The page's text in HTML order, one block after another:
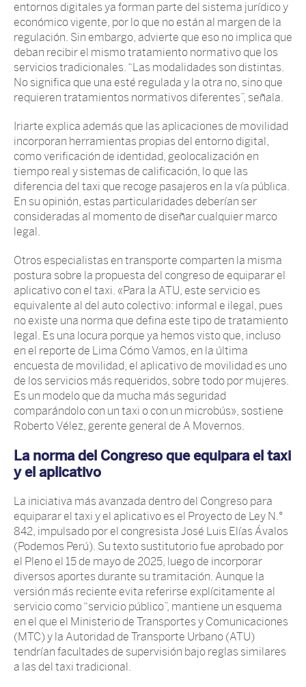
entornos digitales ya forman parte del sistema jurídico y
económico vigente, por lo que no están al margen de la
regulación. Sin embargo, advierte que eso no implica que
deban recibir el mismo tratamiento normativo que los
servicios tradicionales. “Las modalidades son distintas.
No significa que una esté regulada y la otra no, sino que
requieren tratamientos normativos diferentes”, señala.
Iriarte explica además que las aplicaciones de movilidad
incorporan herramientas propias del entorno digital,
como verificación de identidad, geolocalización en
tiempo real y sistemas de calificación, lo que las
diferencia del taxi que recoge pasajeros en la vía pública.
En su opinión, estas particularidades deberían ser
consideradas al momento de diseñar cualquier marco
legal.
Otros especialistas en transporte comparten la misma
postura sobre la propuesta del congreso de equiparar el
aplicativo con el taxi. «Para la ATU, este servicio es
equivalente al del auto colectivo: informal e ilegal, pues
no existe una norma que defina este tipo de tratamiento
legal. Es una locura porque ya hemos visto que, incluso
en el reporte de Lima Cómo Vamos, en la última
encuesta de movilidad, el aplicativo de movilidad es uno
de los servicios más requeridos, sobre todo por mujeres.
Es un modelo que da mucha más seguridad
comparándolo con un taxi o con un microbús», sostiene
Roberto Vélez, gerente general de A Movernos.
La norma del Congreso que equipara el taxi
y el aplicativo
La iniciativa más avanzada dentro del Congreso para
equiparar el taxi y el aplicativo es el Proyecto de Ley N.°
842, impulsado por el congresista José Luis Elías Ávalos
(Podemos Perú). Su texto sustitutorio fue aprobado por
el Pleno el 15 de mayo de 2025, luego de incorporar
diversos aportes durante su tramitación. Aunque la
versión más reciente evita referirse explícitamente al
servicio como “servicio público”, mantiene un esquema
en el que el Ministerio de Transportes y Comunicaciones
(MTC) y la Autoridad de Transporte Urbano (ATU)
tendrían facultades de supervisión bajo reglas similares
a las del taxi tradicional.